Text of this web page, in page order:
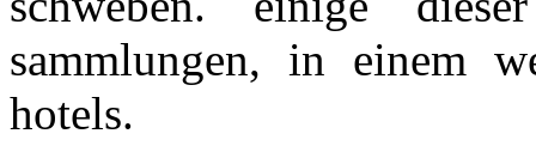
sammlungen, in einem
hotels.